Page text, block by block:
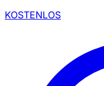
KOSTENLOS